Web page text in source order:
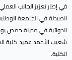
في إطار تعزيز الجانب
الصيدلة في الجامعة
شعيب الأحمد عميد كلية
الكلية.